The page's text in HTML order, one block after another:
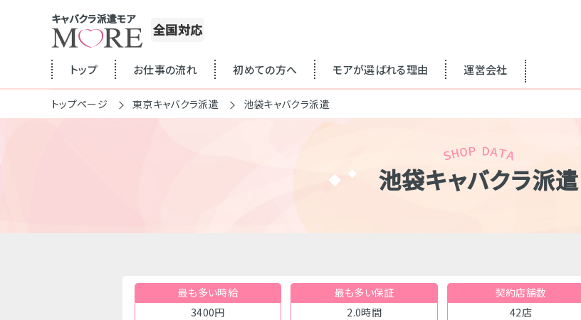
キャバクラ派遣モア
全国対応
トップ お仕事の流れ 初めての方へ モアが選ばれる理由 運営会社
トップページ 東京キャバクラ派遣 池袋キャバクラ派遣
池袋キャバクラ派遣
最も多い時給
3400円
最も多い保証
2.0時間
契約店舗数
42店